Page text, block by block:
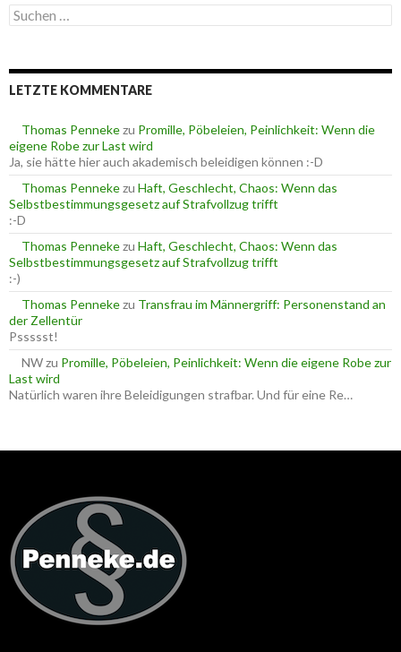
g
o
n
S
u
e
n
c
h
:
LETZTE KOMMENTARE
Thomas Pennekezu Promille, Pöbeleien, Peinlichkeit: Wenn die
eigene Robe zur Last wird
Ja, sie hätte hier auch akademisch beleidigen können :-D
Thomas Pennekezu Haft, Geschlecht, Chaos: Wenn das
Selbstbestimmungsgesetz auf Strafvollzug trifft
:-D
Thomas Pennekezu Haft, Geschlecht, Chaos: Wenn das
Selbstbestimmungsgesetz auf Strafvollzug trifft
:-)
Thomas Pennekezu Transfrau im Männergriff: Personenstand an
der Zellentür
Pssssst!
NWzu Promille, Pöbeleien, Peinlichkeit: Wenn die eigene Robe zur
Last wird
Natürlich waren ihre Beleidigungen strafbar. Und für eine Re…